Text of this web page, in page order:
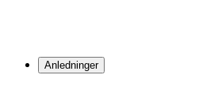
Anledninger